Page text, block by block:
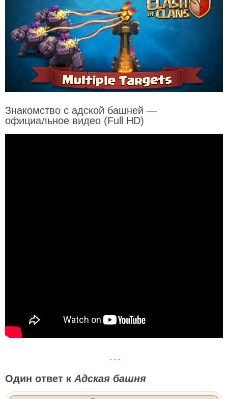
Знакомство с адской башней —
официальное видео (Full HD)
. . .
Один ответ к Адская башня